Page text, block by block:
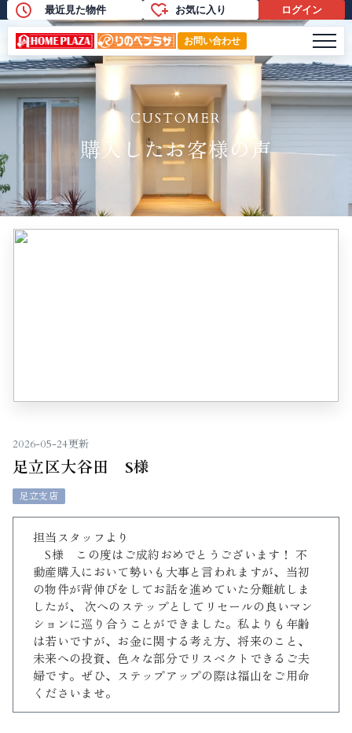
最近見た物件 お気に入り ログイン
お問い合わせ メニ
購入したお客様の声
CUSTOMER
購入したお客様の声
2026-05-24更新
足立区大谷田 S様
足立支店
担当スタッフより
S様 この度はご成約おめでとうございます！ 不
動産購入において勢いも大事と言われますが、当初
の物件が背伸びをしてお話を進めていた分難航しま
したが、 次へのステップとしてリセールの良いマン
ションに巡り合うことができました。私よりも年齢
は若いですが、お金に関する考え方、将来のこと、
未来への投資、色々な部分でリスペクトできるご夫
婦です。ぜひ、ステップアップの際は福山をご用命
くださいませ。